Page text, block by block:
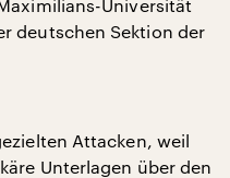
Universität
deutschen Sektion der
Attacken, weil
Unterlagen über den